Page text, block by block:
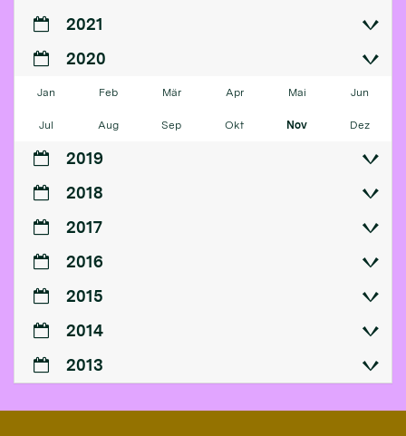
2021
2020
Jan Feb Mär Apr Mai Jun
Jul Aug Sep Okt Nov Dez
2019
2018
2017
2016
2015
2014
2013